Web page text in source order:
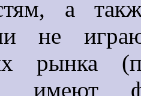
а
не
рынка
имеют